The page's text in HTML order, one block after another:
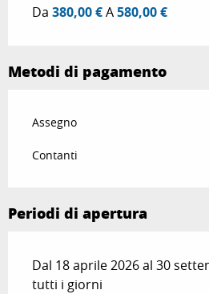
Da 380,00 €A580,00 €
Metodi di pagamento
Assegno
Contanti
Periodi di apertura
Dal 18 aprile 2026 al 30
tutti i giorni